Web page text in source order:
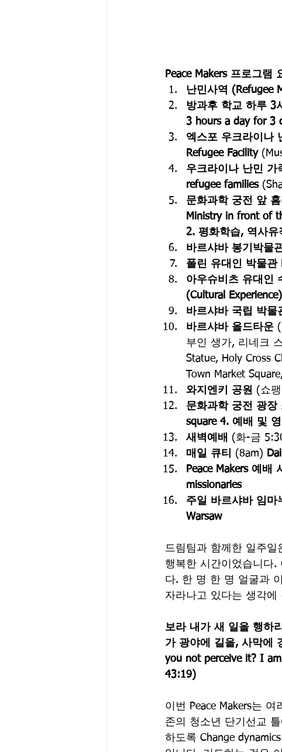
Peace Makers 프로그
난민사역 (Refugee
방과후 학교 하루 3
3 hours a day for 3
엑스포 우크라이나
Refugee Facility
우크라이나 난민 가
refugee families
문화과학 궁전 앞
Ministry in front of
2. 평화학습, 역사유
바르샤바 봉기박물
폴린 유대인 박물관
아우슈비츠 유대인
(Cultural Experience)
바르샤바 국립 박물
바르샤바 올드타운
부인 생가, 리네크
Statue, Holy Cross
Town Market
와지엔키 공원 (쇼
문화과학 궁전 광장
square 4. 예배 및
새벽예배
(화-금
매일 큐티
(8am)
Peace Makers 예배
missionaries
주일 바르샤바 임마
Warsaw
드림팀과 함께한 일주
행복한 시간이었습니다.
다. 한 명 한 명 얼굴과
자라나고 있다는 생각
보라 내가 새 일을 행하
가 광야에 길을, 사막에
you not perceive it? I
43:19)
이번 Peace Makers는
존의 청소년 단기선교
하도록 Change